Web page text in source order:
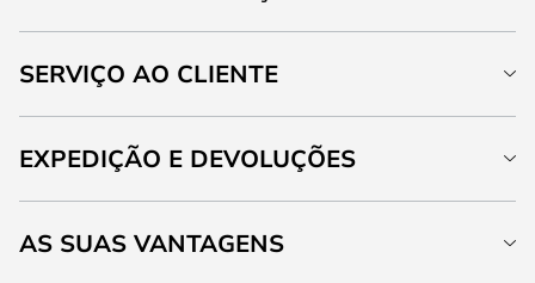
SERVIÇO AO CLIENTE
EXPEDIÇÃO E DEVOLUÇÕES
AS SUAS VANTAGENS